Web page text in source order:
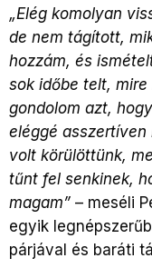
„Elég komolyan
de nem tágított,
hozzám, és
sok időbe telt,
gondolom azt,
eléggé asszertíven
volt körülöttünk,
tűnt fel senkinek,
magam” – meséli
egyik
párjával és baráti